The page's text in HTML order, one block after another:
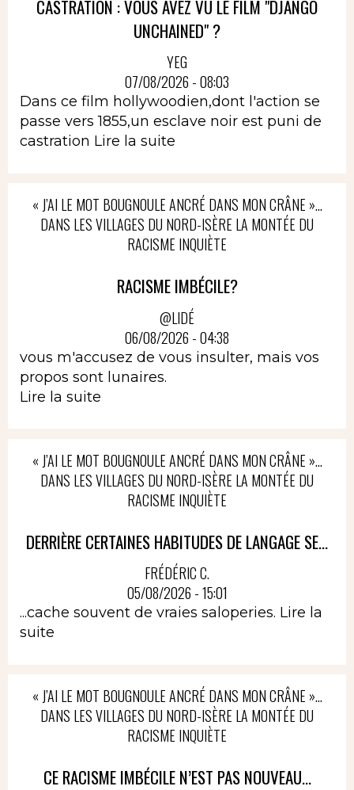
CASTRATION : VOUS AVEZ VU LE FILM "DJANGO
UNCHAINED" ?
YEG
07/08/2026 - 08:03
Dans ce film hollywoodien,dont l'action se
passe vers 1855,un esclave noir est puni de
castration Lire la suite
« J’AI LE MOT BOUGNOULE ANCRÉ DANS MON CRÂNE »…
DANS LES VILLAGES DU NORD-ISÈRE LA MONTÉE DU
RACISME INQUIÈTE
RACISME IMBÉCILE?
@LIDÉ
06/08/2026 - 04:38
vous m'accusez de vous insulter, mais vos
propos sont lunaires.
Lire la suite
« J’AI LE MOT BOUGNOULE ANCRÉ DANS MON CRÂNE »…
DANS LES VILLAGES DU NORD-ISÈRE LA MONTÉE DU
RACISME INQUIÈTE
DERRIÈRE CERTAINES HABITUDES DE LANGAGE SE...
FRÉDÉRIC C.
05/08/2026 - 15:01
...cache souvent de vraies saloperies. Lire la
suite
« J’AI LE MOT BOUGNOULE ANCRÉ DANS MON CRÂNE »…
DANS LES VILLAGES DU NORD-ISÈRE LA MONTÉE DU
RACISME INQUIÈTE
CE RACISME IMBÉCILE N’EST PAS NOUVEAU...